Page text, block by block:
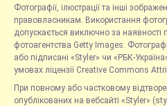
Фотографії, ілюстрації та інші
правовласникам. Використання
допускається виключно за наявності
фотоагентства Getty Images.
або підписані «Styler» чи «РБК-
умовах ліцензії Creative Commons
При повному або частковому
опублікованих на вебсайті «Styler»